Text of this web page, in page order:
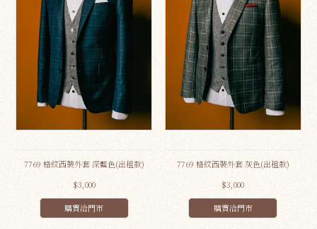
7769 格紋西裝外套 深藍色(出租款)
$3,000
購買洽門市
7769 格紋西裝外套 灰色(出租款)
$3,000
購買洽門市